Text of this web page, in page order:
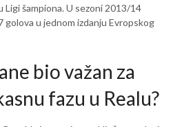
Ligi šampiona. U sezoni 2013/14
u jednom izdanju Evropskog
bio važan za
fazu u Realu?